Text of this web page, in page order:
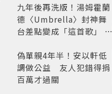
九年後再洗版！湯姆霍蘭
德〈Umbrella〉封神舞
台差點變成「這首歌」 造
開
偽單親4年半！安以軒低
調做公益 友人犯錯得捐
百萬才過關